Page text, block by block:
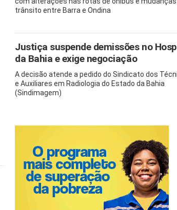
trânsito entre Barra e Ondina
Justiça suspende demissões no
da Bahia e exige negociação
A decisão atende a pedido do Sindicato dos
e Auxiliares em Radiologia do Estado da Bahia
(Sindimagem)